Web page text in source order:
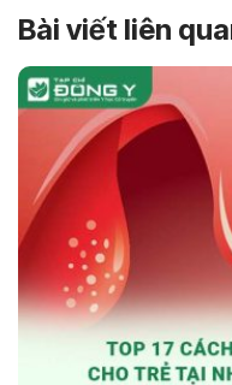
Bài viết liên